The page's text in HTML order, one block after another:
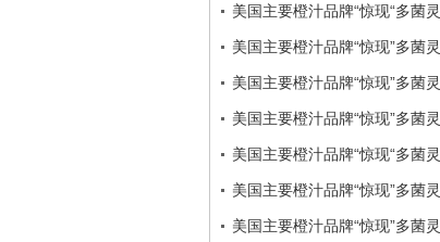
美国主要橙汁品牌“惊现“多菌灵
美国主要橙汁品牌“惊现”多菌灵
美国主要橙汁品牌“惊现”多菌灵
美国主要橙汁品牌“惊现”多菌灵
美国主要橙汁品牌“惊现“多菌灵
美国主要橙汁品牌“惊现”多菌灵
美国主要橙汁品牌“惊现”多菌灵